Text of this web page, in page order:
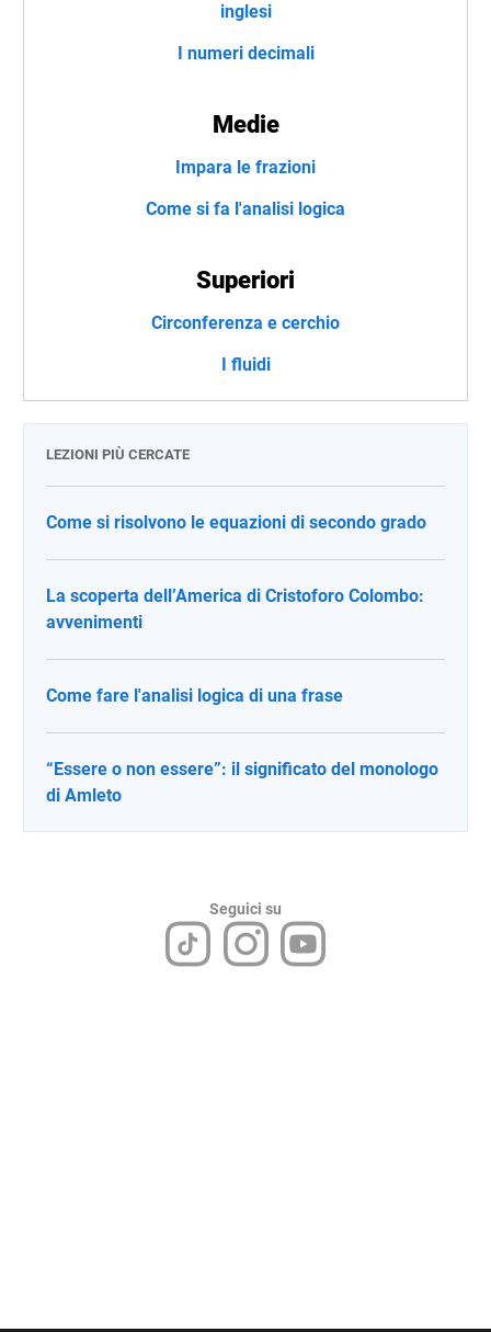
inglesi
I numeri decimali
Medie
Impara le frazioni
Come si fa l'analisi logica
Superiori
Circonferenza e cerchio
I fluidi
LEZIONI PIÙ CERCATE
Come si risolvono le equazioni di secondo grado
La scoperta dell’America di Cristoforo Colombo:
avvenimenti
Come fare l'analisi logica di una frase
“Essere o non essere”: il significato del monologo
di Amleto
Seguici su